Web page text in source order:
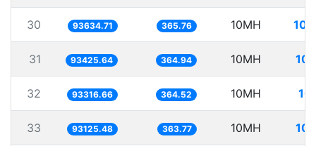
30 93634.71 365.76 10MH
31 93425.64 364.94 10MH
32 93316.66 364.52 10MH
33 93125.48 363.77 10MH